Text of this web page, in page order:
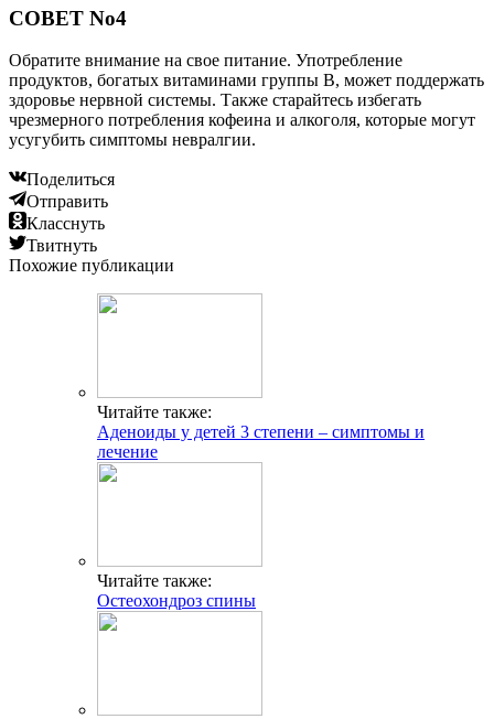
СОВЕТ No4
Обратите внимание на свое питание. Употребление
продуктов, богатых витаминами группы B, может поддержать
здоровье нервной системы. Также старайтесь избегать
чрезмерного потребления кофеина и алкоголя, которые могут
усугубить симптомы невралгии.
Поделиться
Отправить
Класснуть
Твитнуть
Похожие публикации
Читайте также:
Аденоиды у детей 3 степени – симптомы и
лечение
Читайте также:
Остеохондроз спины